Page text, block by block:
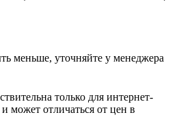
меньше, уточняйте у менеджера
только для интернет-
может отличаться от цен в